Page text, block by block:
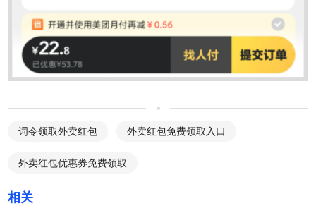
词令领取外卖红包 外卖红包免费领取入口
外卖红包优惠券免费领取
相关